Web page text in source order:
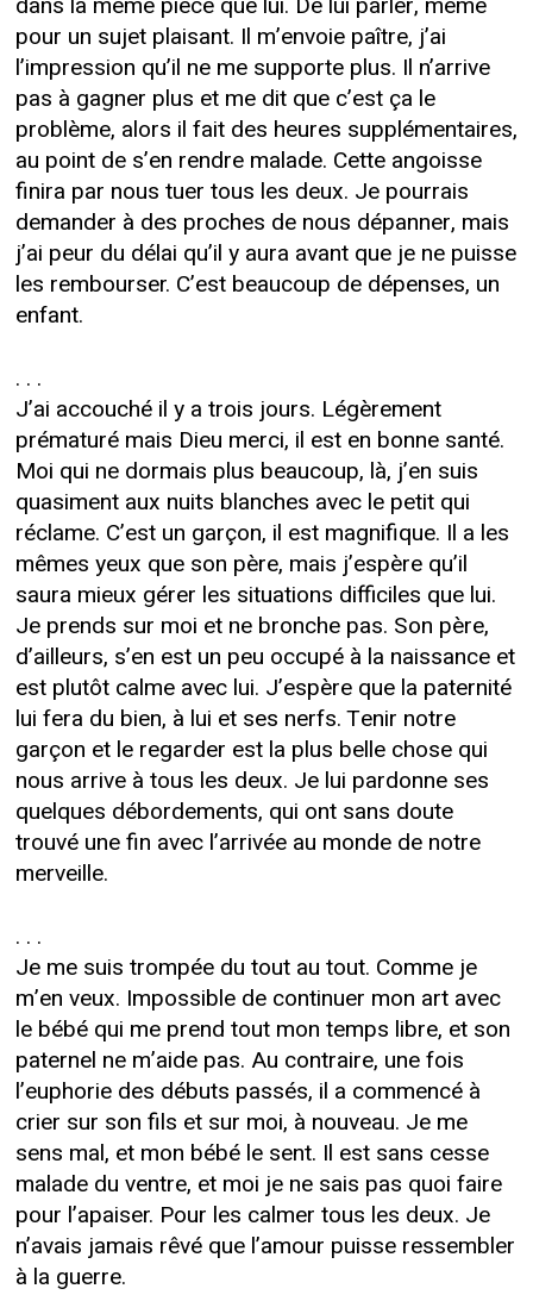
pour un sujet plaisant. Il m’envoie paître, j’ai
l’impression qu’il ne me supporte plus. Il n’arrive
pas à gagner plus et me dit que c’est ça le
problème, alors il fait des heures supplémentaires,
au point de s’en rendre malade. Cette angoisse
finira par nous tuer tous les deux. Je pourrais
demander à des proches de nous dépanner, mais
j’ai peur du délai qu’il y aura avant que je ne puisse
les rembourser. C’est beaucoup de dépenses, un
enfant.
. . .
J’ai accouché il y a trois jours. Légèrement
prématuré mais Dieu merci, il est en bonne santé.
Moi qui ne dormais plus beaucoup, là, j’en suis
quasiment aux nuits blanches avec le petit qui
réclame. C’est un garçon, il est magnifique. Il a les
mêmes yeux que son père, mais j’espère qu’il
saura mieux gérer les situations difficiles que lui.
Je prends sur moi et ne bronche pas. Son père,
d’ailleurs, s’en est un peu occupé à la naissance et
est plutôt calme avec lui. J’espère que la paternité
lui fera du bien, à lui et ses nerfs. Tenir notre
garçon et le regarder est la plus belle chose qui
nous arrive à tous les deux. Je lui pardonne ses
quelques débordements, qui ont sans doute
trouvé une fin avec l’arrivée au monde de notre
merveille.
. . .
Je me suis trompée du tout au tout. Comme je
m’en veux. Impossible de continuer mon art avec
le bébé qui me prend tout mon temps libre, et son
paternel ne m’aide pas. Au contraire, une fois
l’euphorie des débuts passés, il a commencé à
crier sur son fils et sur moi, à nouveau. Je me
sens mal, et mon bébé le sent. Il est sans cesse
malade du ventre, et moi je ne sais pas quoi faire
pour l’apaiser. Pour les calmer tous les deux. Je
n’avais jamais rêvé que l’amour puisse ressembler
à la guerre.